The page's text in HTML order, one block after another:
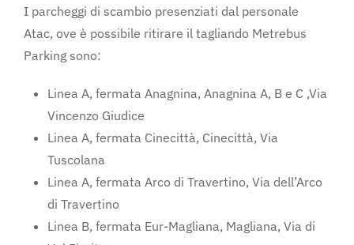
I parcheggi di scambio presenziati dal personale
Atac, ove è possibile ritirare il tagliando Metrebus
Parking sono:
Linea A, fermata Anagnina, Anagnina A, B e C ,Via
Vincenzo Giudice
Linea A, fermata Cinecittà, Cinecittà, Via
Tuscolana
Linea A, fermata Arco di Travertino, Via dell’Arco
di Travertino
Linea B, fermata Eur-Magliana, Magliana, Via di